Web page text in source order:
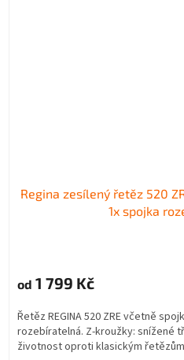
Regina zesílený řetěz 520
1x spojka
od 1 799 Kč
Řetěz REGINA 520 ZRE včetně
rozebíratelná. Z-kroužky: snížené
životnost oproti klasickým